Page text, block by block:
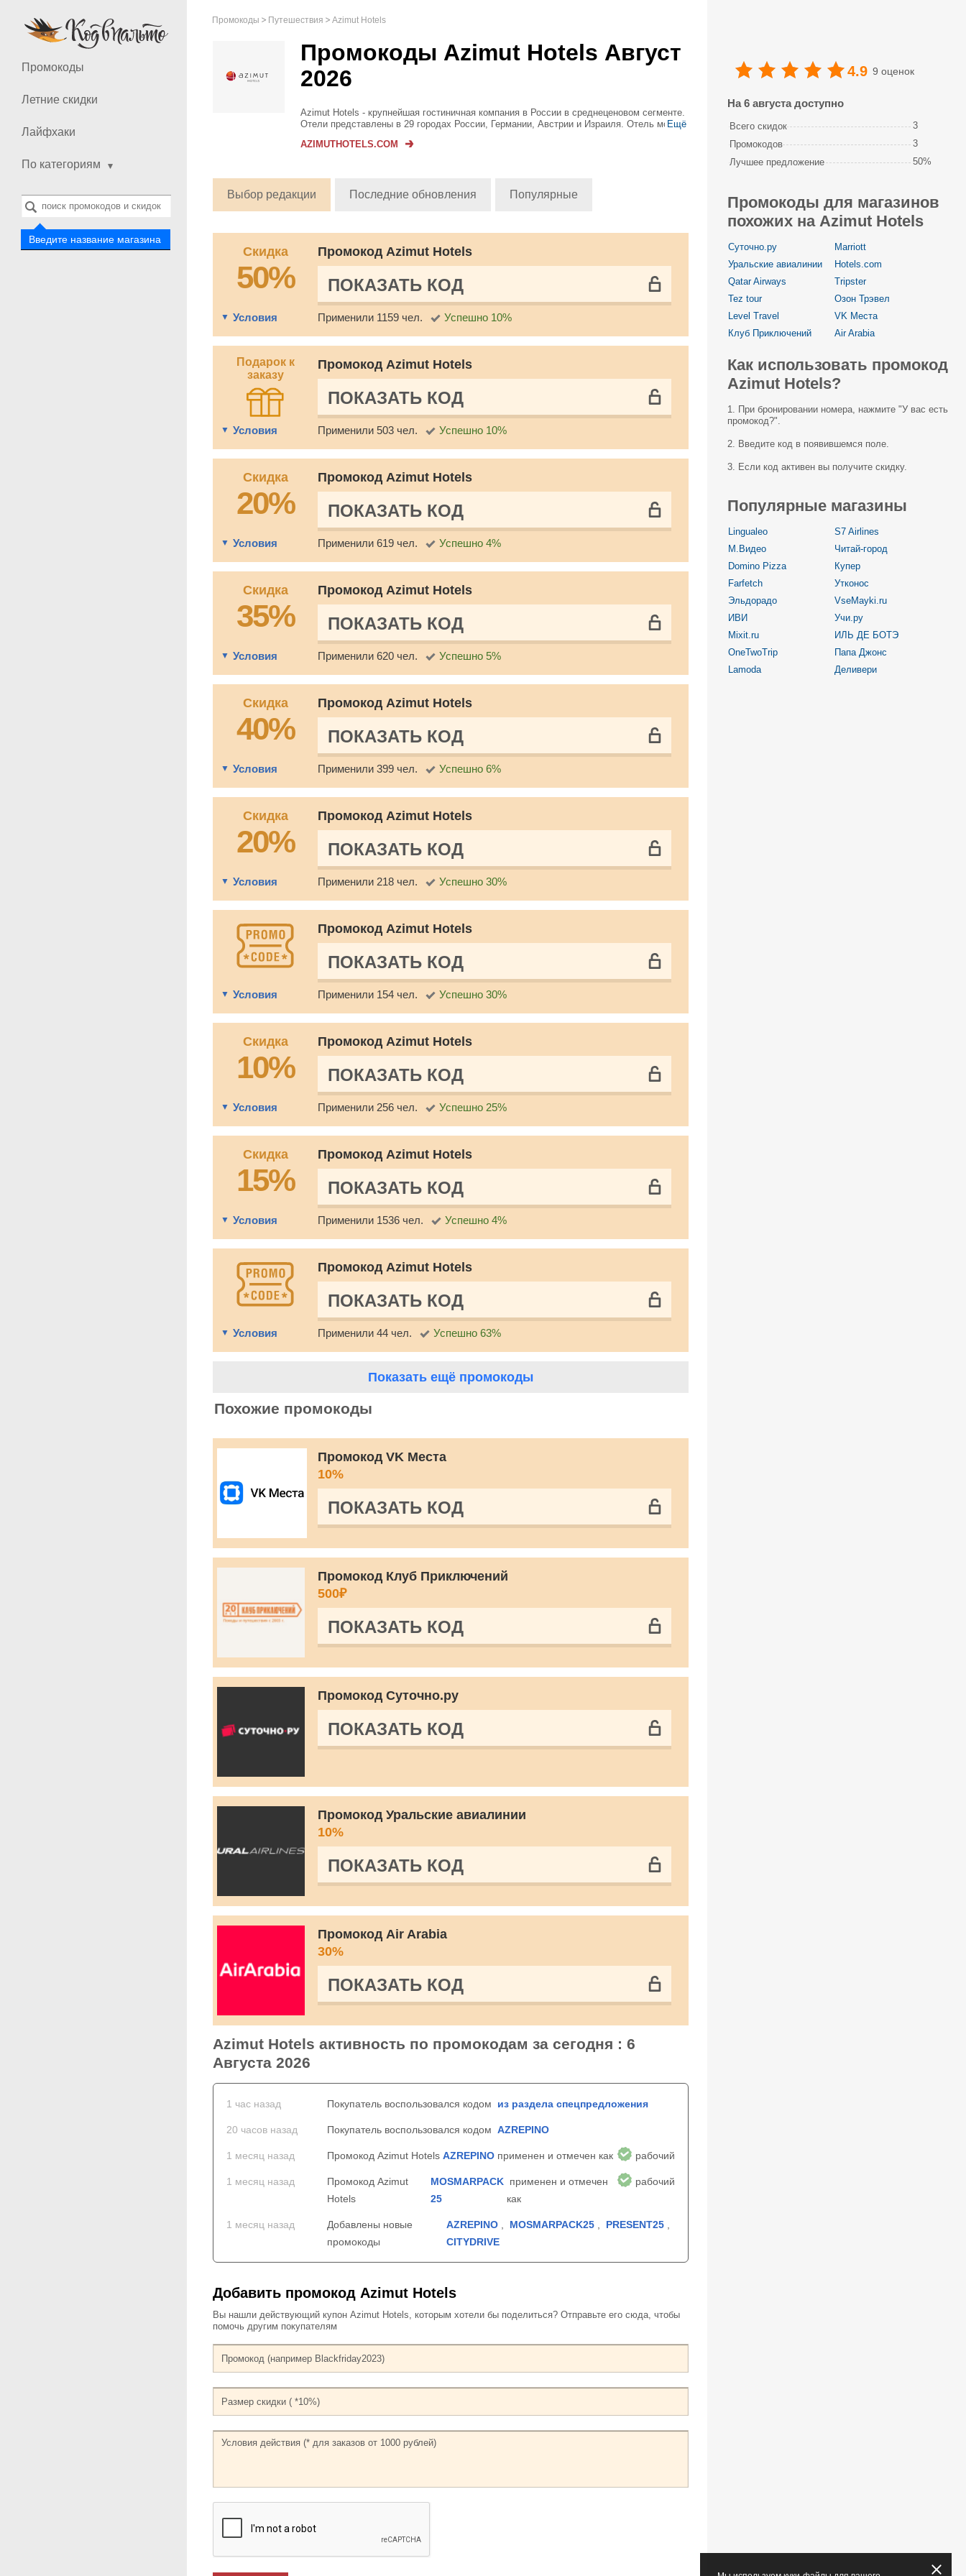
Промокоды
Летние скидки
Лайфхаки
По категориям
Введите название магазина
Промокоды Путешествия Azimut Hotels
Промокоды Azimut Hotels Август
2026
Azimut Hotels - крупнейшая гостиничная компания в России в среднеценовом сегменте.
Отели представлены в 29 городах России, Германии, Австрии и Израиля. Отель можно
постоян...
Ещё
AZIMUTHOTELS.COM
Выбор редакции Последние обновления Популярные
Скидка
50%
Промокод Azimut Hotels
ПОКАЗАТЬ КОД
Условия Применили 1159 чел. Успешно 10%
Подарок к
заказу
Промокод Azimut Hotels
ПОКАЗАТЬ КОД
Условия Применили 503 чел. Успешно 10%
Скидка
20%
Промокод Azimut Hotels
ПОКАЗАТЬ КОД
Условия Применили 619 чел. Успешно 4%
Скидка
35%
Промокод Azimut Hotels
ПОКАЗАТЬ КОД
Условия Применили 620 чел. Успешно 5%
Скидка
40%
Промокод Azimut Hotels
ПОКАЗАТЬ КОД
Условия Применили 399 чел. Успешно 6%
Скидка
20%
Промокод Azimut Hotels
ПОКАЗАТЬ КОД
Условия Применили 218 чел. Успешно 30%
Промокод Azimut Hotels
ПОКАЗАТЬ КОД
Условия Применили 154 чел. Успешно 30%
Скидка
10%
Промокод Azimut Hotels
ПОКАЗАТЬ КОД
Условия Применили 256 чел. Успешно 25%
Скидка
15%
Промокод Azimut Hotels
ПОКАЗАТЬ КОД
Условия Применили 1536 чел. Успешно 4%
Промокод Azimut Hotels
ПОКАЗАТЬ КОД
Условия Применили 44 чел. Успешно 63%
Показать ещё промокоды
Похожие промокоды
Промокод VK Места
10%
ПОКАЗАТЬ КОД
Промокод Клуб Приключений
500₽
ПОКАЗАТЬ КОД
Промокод Суточно.ру
ПОКАЗАТЬ КОД
Промокод Уральские авиалинии
10%
ПОКАЗАТЬ КОД
Промокод Air Arabia
30%
ПОКАЗАТЬ КОД
Azimut Hotels активность по промокодам за сегодня : 6
Августа 2026
1 час назад Покупатель воспользовался кодом из раздела спецпредложения
20 часов назад Покупатель воспользовался кодом AZREPINO
1 месяц назад Промокод Azimut Hotels AZREPINO применен и отмечен как рабочий
1 месяц назад
Промокод Azimut
Hotels
MOSMARPACK
25
применен и отмечен
как
рабочий
1 месяц назад
Добавлены новые
промокоды
AZREPINO, MOSMARPACK25, PRESENT25,
CITYDRIVE
Добавить промокод Azimut Hotels
Вы нашли действующий купон Azimut Hotels, которым хотели бы поделиться? Отправьте его сюда, чтобы
помочь другим покупателям
4.9 9 оценок
На 6 августа доступно
Всего скидок
3
Промокодов
3
Лучшее предложение
50%
Промокоды для магазинов
похожих на Azimut Hotels
Суточно.ру
Marriott
Уральские авиалинии
Hotels.com
Qatar Airways
Tripster
Tez tour
Озон Трэвел
Level Travel
VK Места
Клуб Приключений
Air Arabia
Как использовать промокод
Azimut Hotels?
1. При бронировании номера, нажмите "У вас есть
промокод?".
2. Введите код в появившемся поле.
3. Если код активен вы получите скидку.
Популярные магазины
Lingualeo
S7 Airlines
М.Видео
Читай-город
Domino Pizza
Купер
Farfetch
Утконос
Эльдорадо
VseMayki.ru
ИВИ
Учи.ру
Mixit.ru
ИЛЬ ДЕ БОТЭ
OneTwoTrip
Папа Джонс
Lamoda
Деливери